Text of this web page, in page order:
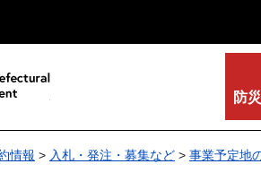
防
情報 > 入札・発注・募集など > 事業予定地